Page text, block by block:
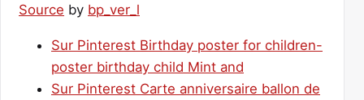
Source by bp_ver_l
Sur Pinterest Birthday poster for children-
poster birthday child Mint and
Sur Pinterest Carte anniversaire ballon de